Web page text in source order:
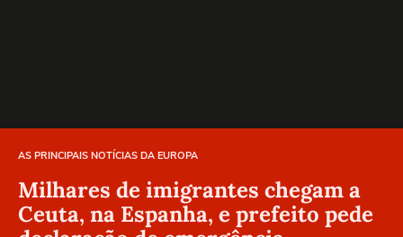
AS PRINCIPAIS NOTÍCIAS DA EUROPA
Milhares de imigrantes chegam a
Ceuta, na Espanha, e prefeito pede